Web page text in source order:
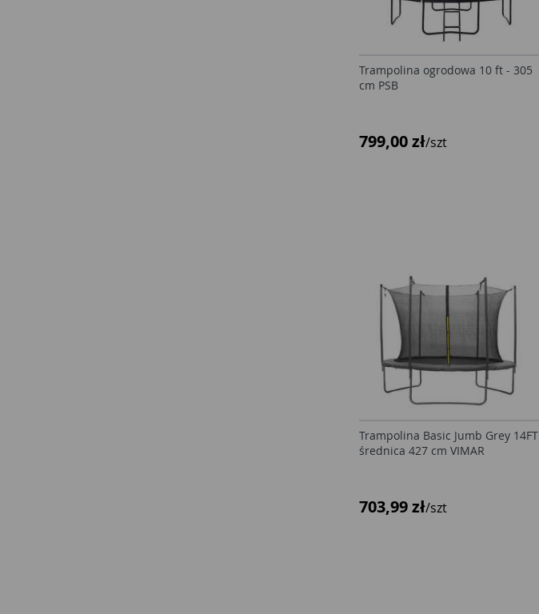
Trampolina ogrodowa 10 ft - 305
cm PSB
799,00 zł/szt
Trampolina Basic Jumb Grey 14FT
średnica 427 cm VIMAR
703,99 zł/szt